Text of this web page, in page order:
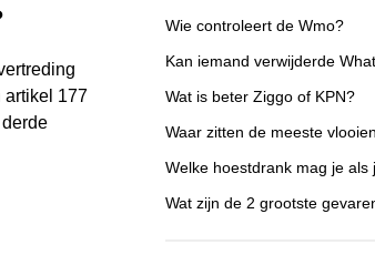
artikel 177
Wie controleert de Wmo?
Kan iemand verwijderde
Wat is beter Ziggo of KPN?
Waar zitten de meeste
Welke hoestdrank mag je als
Wat zijn de 2 grootste